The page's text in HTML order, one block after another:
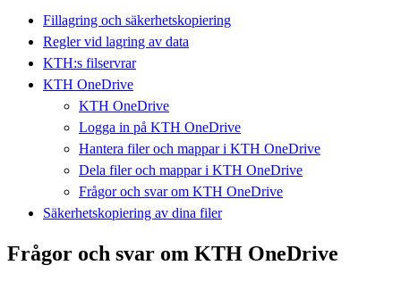
Fillagring och säkerhetskopiering
Regler vid lagring av data
KTH:s filservrar
KTH OneDrive
KTH OneDrive
Logga in på KTH OneDrive
Hantera filer och mappar i KTH OneDrive
Dela filer och mappar i KTH OneDrive
Frågor och svar om KTH OneDrive
Säkerhetskopiering av dina filer
Frågor och svar om KTH OneDrive